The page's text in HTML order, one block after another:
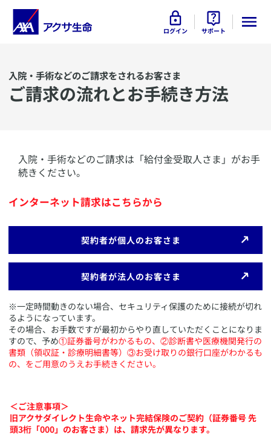
ログイン サポート
入院・手術などのご請求をされるお客さま
​ご請求の流れとお手続き方法
​入院・手術などのご請求は「給付金受取人さま」がお手
続きください。
インターネット請求はこちらから
​契約者が個人のお客さま
​契約者が法人のお客さま
​※一定時間動きのない場合、セキュリティ保護のために接続が切れ
るようになっています。
その場合、お手数ですが最初からやり直していただくことになりま
すので、予め①証券番号がわかるもの、②診断書や医療機関発行の
書類（領収証・診療明細書等）③お受け取りの銀行口座がわかるも
の、をご用意のうえお手続きください。
＜ご注意事項＞
旧アクサダイレクト生命やネット完結保険のご契約（証券番号 先
頭3桁「000」のお客さま）は、請求先が異なります。